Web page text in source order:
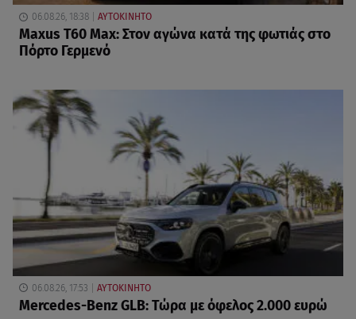
06.08.26, 18:38 ΑΥΤΟΚΙΝΗΤΟ
Maxus T60 Max: Στον αγώνα κατά της φωτιάς στο
Πόρτο Γερμενό
06.08.26, 17:53 ΑΥΤΟΚΙΝΗΤΟ
Mercedes-Benz GLB: Τώρα με όφελος 2.000 ευρώ